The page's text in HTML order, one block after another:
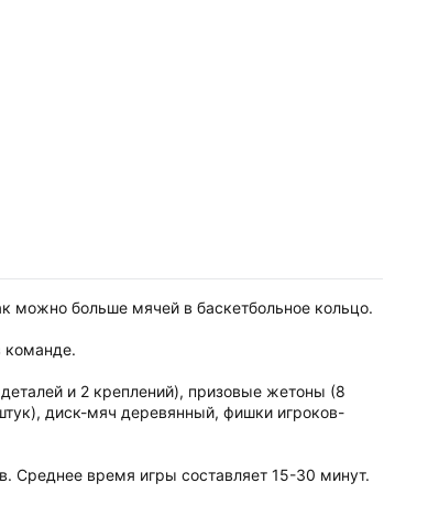
можно больше мячей в баскетбольное кольцо.
команде.
и 2 креплений), призовые жетоны (8
диск-мяч деревянный, фишки игроков-
Среднее время игры составляет 15-30 минут.